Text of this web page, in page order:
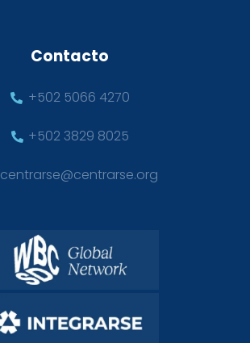
Contacto
+502 5066 4270
+502 3829 8025
centrarse@centrarse.org